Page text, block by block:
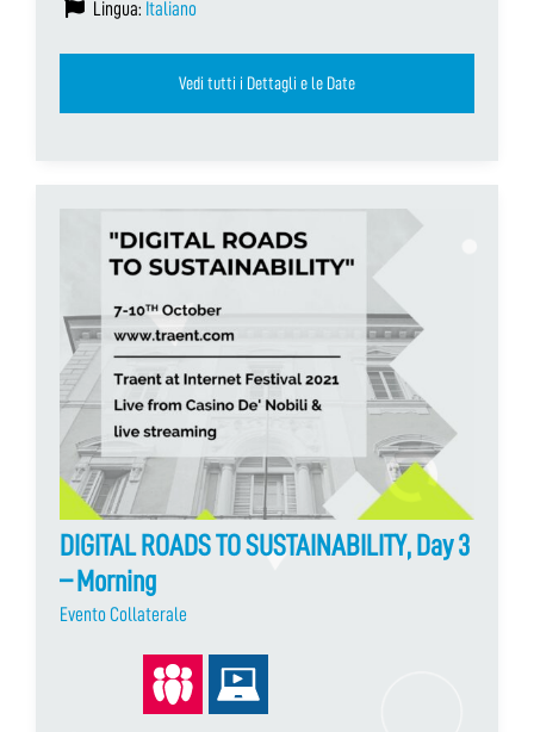
Lingua: Italiano
Vedi tutti i Dettagli e le Date
DIGITAL ROADS TO SUSTAINABILITY, Day 3
– Morning
Evento Collaterale